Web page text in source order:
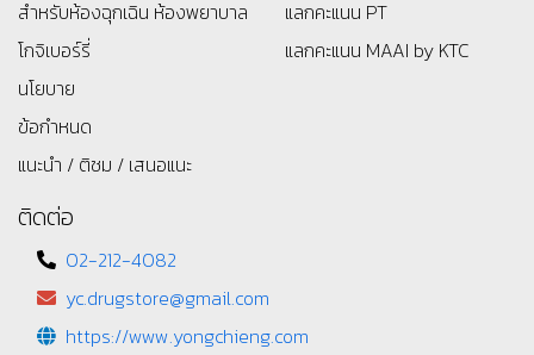
สำหรับห้องฉุกเฉิน ห้องพยาบาล
โกจิเบอร์รี่
นโยบาย
ข้อกำหนด
แนะนำ / ติชม / เสนอแนะ
แลกคะแนน PT
แลกคะแนน MAAI by KTC
ติดต่อ
02-212-4082
yc.drugstore@gmail.com
https://www.yongchieng.com